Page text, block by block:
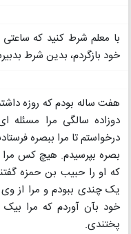
با معلم شرط کنید که
خود بازگردم، بدین شرط
هفت ساله بودم که روزه
دوزاده سالگی مرا
درخواستم تا مرا ببصره
بصره بپرسیدم. هیچ کس مرا
که او را حبیب بن حمزه
یک چندی ببودم و مرا از
خود بآن آوردم که مرا
پختندی.